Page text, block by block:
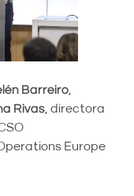
Barreiro
Rivas , directora
CSO
Europe